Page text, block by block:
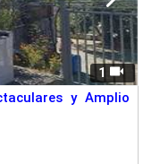
1
y Amplio